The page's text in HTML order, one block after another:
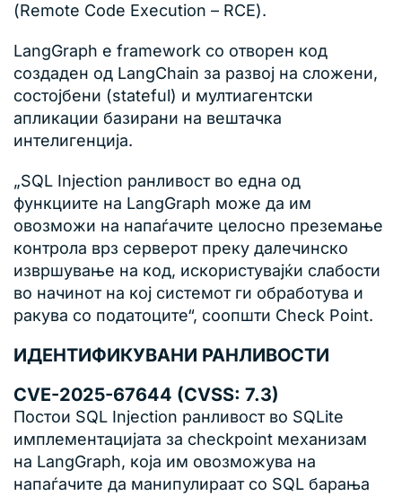
(Remote Code Execution – RCE).
LangGraph е framework со отворен код
создаден од LangChain за развој на сложени,
состојбени (stateful) и мултиагентски
апликации базирани на вештачка
интелигенција.
„SQL Injection ранливост во една од
функциите на LangGraph може да им
овозможи на напаѓачите целосно преземање
контрола врз серверот преку далечинско
извршување на код, искористувајќи слабости
во начинот на кој системот ги обработува и
ракува со податоците“, соопшти Check Point.
ИДЕНТИФИКУВАНИ РАНЛИВОСТИ
CVE-2025-67644 (CVSS: 7.3)
Постои SQL Injection ранливост во SQLite
имплементацијата за checkpoint механизам
на LangGraph, која им овозможува на
напаѓачите да манипулираат со SQL барања